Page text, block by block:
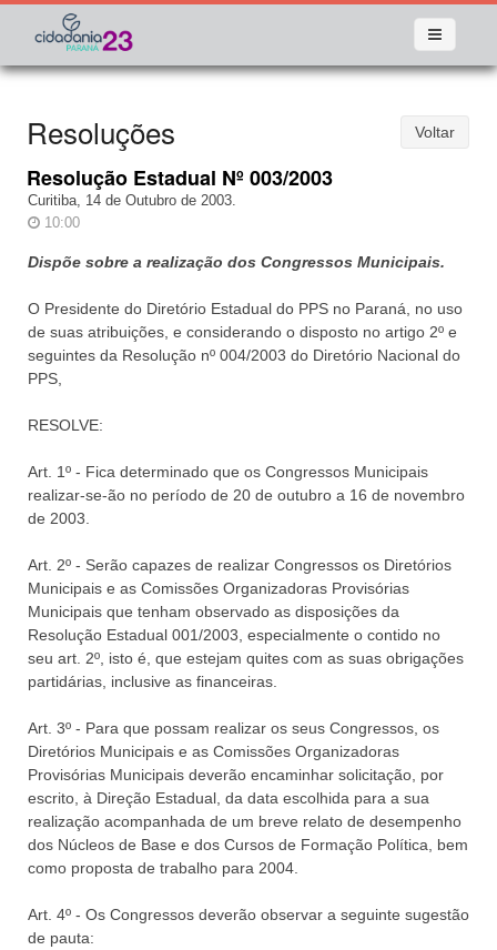
Voltar
Resoluções
Resolução Estadual Nº 003/2003
Curitiba, 14 de Outubro de 2003.
10:00
Dispõe sobre a realização dos Congressos Municipais.
O Presidente do Diretório Estadual do PPS no Paraná, no uso
de suas atribuições, e considerando o disposto no artigo 2º e
seguintes da Resolução nº 004/2003 do Diretório Nacional do
PPS,
RESOLVE:
Art. 1º - Fica determinado que os Congressos Municipais
realizar-se-ão no período de 20 de outubro a 16 de novembro
de 2003.
Art. 2º - Serão capazes de realizar Congressos os Diretórios
Municipais e as Comissões Organizadoras Provisórias
Municipais que tenham observado as disposições da
Resolução Estadual 001/2003, especialmente o contido no
seu art. 2º, isto é, que estejam quites com as suas obrigações
partidárias, inclusive as financeiras.
Art. 3º - Para que possam realizar os seus Congressos, os
Diretórios Municipais e as Comissões Organizadoras
Provisórias Municipais deverão encaminhar solicitação, por
escrito, à Direção Estadual, da data escolhida para a sua
realização acompanhada de um breve relato de desempenho
dos Núcleos de Base e dos Cursos de Formação Política, bem
como proposta de trabalho para 2004.
Art. 4º - Os Congressos deverão observar a seguinte sugestão
de pauta: